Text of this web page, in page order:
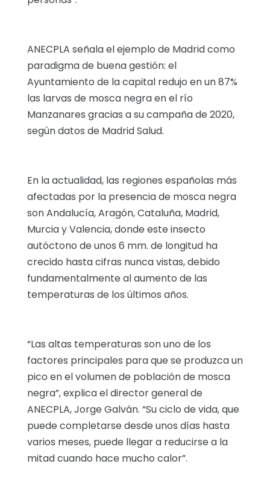
ANECPLA señala el ejemplo de Madrid como
paradigma de buena gestión: el
Ayuntamiento de la capital redujo en un 87%
las larvas de mosca negra en el río
Manzanares gracias a su campaña de 2020,
según datos de Madrid Salud.
En la actualidad, las regiones españolas más
afectadas por la presencia de mosca negra
son Andalucía, Aragón, Cataluña, Madrid,
Murcia y Valencia, donde este insecto
autóctono de unos 6 mm. de longitud ha
crecido hasta cifras nunca vistas, debido
fundamentalmente al aumento de las
temperaturas de los últimos años.
“Las altas temperaturas son uno de los
factores principales para que se produzca un
pico en el volumen de población de mosca
negra”, explica el director general de
ANECPLA, Jorge Galván. “Su ciclo de vida, que
puede completarse desde unos días hasta
varios meses, puede llegar a reducirse a la
mitad cuando hace mucho calor”.